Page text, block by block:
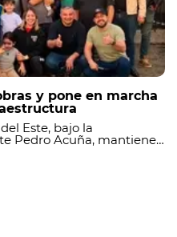
y pone en marcha
Este, bajo la
Pedro Acuña, mantiene
inicio a nuevas
fortaleciendo la